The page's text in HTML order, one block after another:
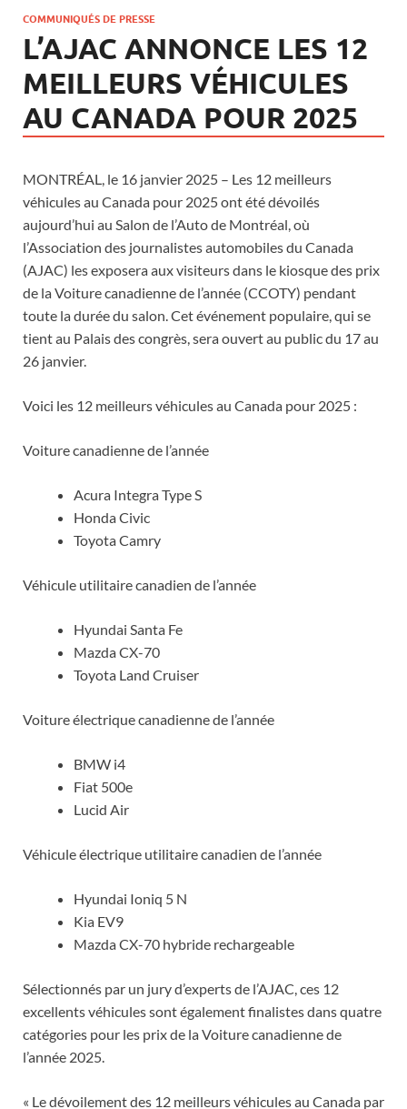
COMMUNIQUÉS DE PRESSE
L’AJAC ANNONCE LES 12
MEILLEURS VÉHICULES
AU CANADA POUR 2025
MONTRÉAL, le 16 janvier 2025 – Les 12 meilleurs
véhicules au Canada pour 2025 ont été dévoilés
aujourd’hui au Salon de l’Auto de Montréal, où
l’Association des journalistes automobiles du Canada
(AJAC) les exposera aux visiteurs dans le kiosque des prix
de la Voiture canadienne de l’année (CCOTY) pendant
toute la durée du salon. Cet événement populaire, qui se
tient au Palais des congrès, sera ouvert au public du 17 au
26 janvier.
Voici les 12 meilleurs véhicules au Canada pour 2025 :
Voiture canadienne de l’année
Acura Integra Type S
Honda Civic
Toyota Camry
Véhicule utilitaire canadien de l’année
Hyundai Santa Fe
Mazda CX-70
Toyota Land Cruiser
Voiture électrique canadienne de l’année
BMW i4
Fiat 500e
Lucid Air
Véhicule électrique utilitaire canadien de l’année
Hyundai Ioniq 5 N
Kia EV9
Mazda CX-70 hybride rechargeable
Sélectionnés par un jury d’experts de l’AJAC, ces 12
excellents véhicules sont également finalistes dans quatre
catégories pour les prix de la Voiture canadienne de
l’année 2025.
« Le dévoilement des 12 meilleurs véhicules au Canada par